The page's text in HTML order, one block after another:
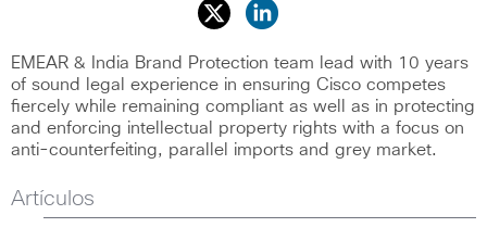
EMEAR & India Brand Protection team lead with 10 years
of sound legal experience in ensuring Cisco competes
fiercely while remaining compliant as well as in protecting
and enforcing intellectual property rights with a focus on
anti-counterfeiting, parallel imports and grey market.
Artículos